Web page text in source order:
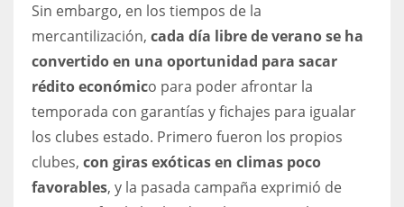
WSH
26
Sin embargo, en los tiempos de la
mercantilización, cada día libre de verano se ha
convertido en una oportunidad para sacar
rédito económico para poder afrontar la
temporada con garantías y fichajes para igualar
los clubes estado. Primero fueron los propios
clubes, con giras exóticas en climas poco
favorables, y la pasada campaña exprimió de